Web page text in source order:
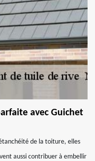
avec Guichet
de la toiture, elles
aussi contribuer à embellir